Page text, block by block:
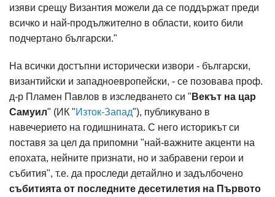
изяви срещу Византия можели да се поддържат преди
всичко и най-продължително в области, които били
подчертано български."
На всички достъпни исторически извори - български,
византийски и западноевропейски, - се позовава проф.
д-р Пламен Павлов в изследването си " Векът на цар
Самуил" (ИК "Изток-Запад"), публикувано в
навечерието на годишнината. С него историкът си
поставя за цел да припомни "най-важните акценти на
епохата, нейните признати, но и забравени герои и
събития", т.е. да проследи детайлно и задълбочено
събитията от последните десетилетия на Първото